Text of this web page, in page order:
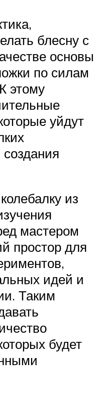
блесну с
основы
по силам
этому
уйдут
из
мастером
простор для
идей и
Таким
будет